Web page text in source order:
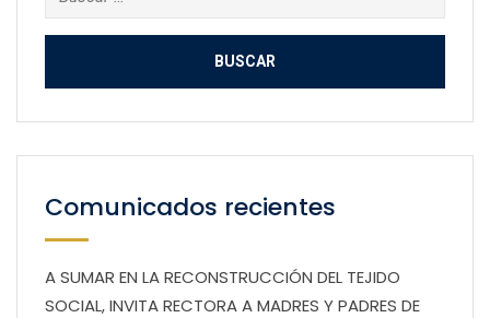
Comunicados recientes
A SUMAR EN LA RECONSTRUCCIÓN DEL TEJIDO
SOCIAL, INVITA RECTORA A MADRES Y PADRES DE